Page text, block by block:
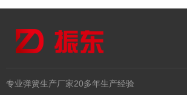
专业弹簧生产厂家20多年生产经验